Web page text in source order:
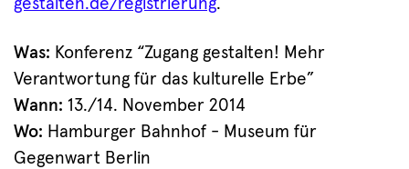
gestalten.de/registrierung.
Was: Konferenz “Zugang gestalten! Mehr
Verantwortung für das kulturelle Erbe”
Wann: 13./14. November 2014
Wo: Hamburger Bahnhof - Museum für
Gegenwart Berlin